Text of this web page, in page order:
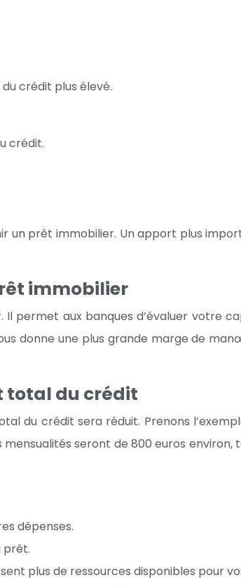
crédit plus élevé.
crédit.
un prêt immobilier. Un apport plus
immobilier
permet aux banques d’évaluer votre
donne une plus grande marge de
total du crédit
du crédit sera réduit. Prenons
seront de 800 euros environ,
dépenses.
prêt.
plus de ressources disponibles pour